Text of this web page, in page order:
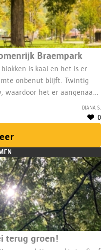
Braempark
is kaal en het is er
onbenut blijft. Twintig
waardoor het er aangenaam
Diana S.
0
terug groen!